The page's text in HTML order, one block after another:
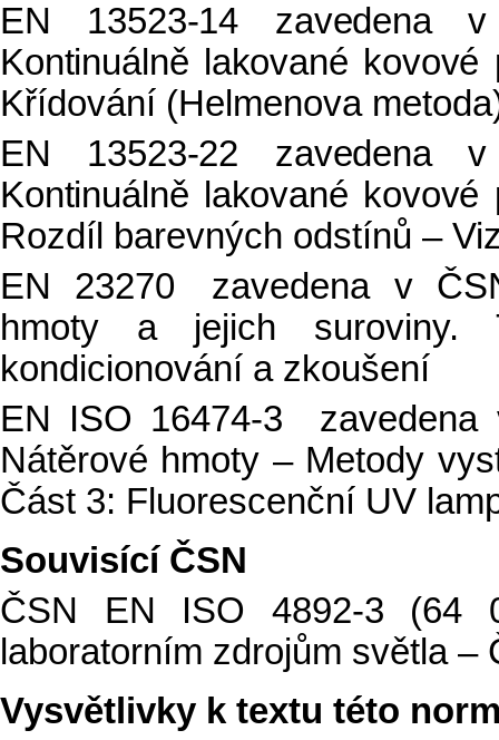
EN 13523-14 zavedena
Kontinuálně lakované
Křídování (Helmenova
EN 13523-22 zavedena
Kontinuálně lakované
Rozdíl barevných odstínů –
EN 23270 zavedena v
hmoty a jejich suroviny.
kondicionování a zkoušení
EN ISO 16474-3 zavedena
Nátěrové hmoty – Metody
Část 3: Fluorescenční UV
Souvisící ČSN
ČSN EN ISO 4892-3 (64
laboratorním zdrojům světla
Vysvětlivky k textu této